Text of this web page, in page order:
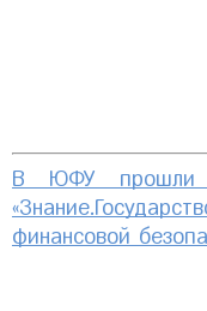
В ЮФУ прошли
финансовой